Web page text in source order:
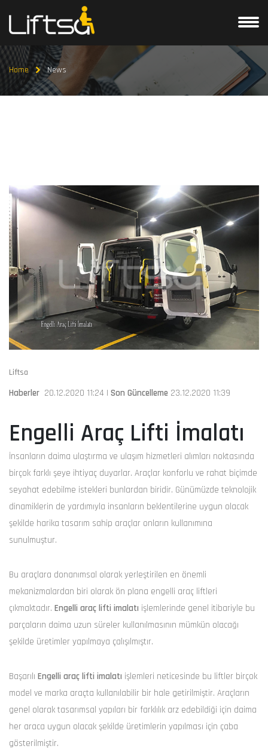
Home News
Liftsa
Haberler 20.12.2020 11:24 | Son Güncelleme 23.12.2020 11:39
Engelli Araç Lifti İmalatı
İnsanların daima ulaştırma ve ulaşım hizmetleri alımları noktasında
birçok farklı şeye ihtiyaç duyarlar. Araçlar konforlu ve rahat biçimde
seyahat edebilme istekleri bunlardan biridir. Günümüzde teknolojik
dinamiklerin de yardımıyla insanların beklentilerine uygun olacak
şekilde harika tasarım sahip araçlar onların kullanımına
sunulmuştur.
Bu araçlara donanımsal olarak yerleştirilen en önemli
mekanizmalardan biri olarak ön plana engelli araç liftleri
çıkmaktadır. Engelli araç lifti imalatı işlemlerinde genel itibariyle bu
parçaların daima uzun süreler kullanılmasının mümkün olacağı
şekilde üretimler yapılmaya çalışılmıştır.
Başarılı Engelli araç lifti imalatı işlemleri neticesinde bu liftler birçok
model ve marka araçta kullanılabilir bir hale getirilmiştir. Araçların
genel olarak tasarımsal yapıları bir farklılık arz edebildiği için daima
her araca uygun olacak şekilde üretimlerin yapılması için çaba
gösterilmiştir.